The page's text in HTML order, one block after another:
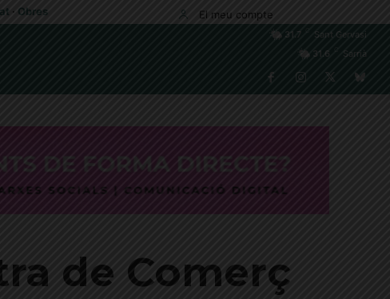
· Obres El meu compte
31.7
Sant Gervasi
31.6
Sarrià
de Comerç